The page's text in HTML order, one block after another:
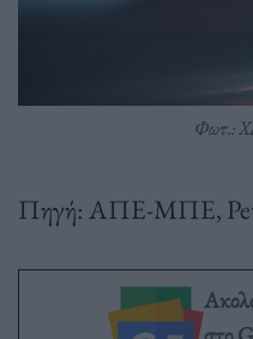
Φωτ.:
Πηγή: ΑΠΕ-ΜΠΕ,